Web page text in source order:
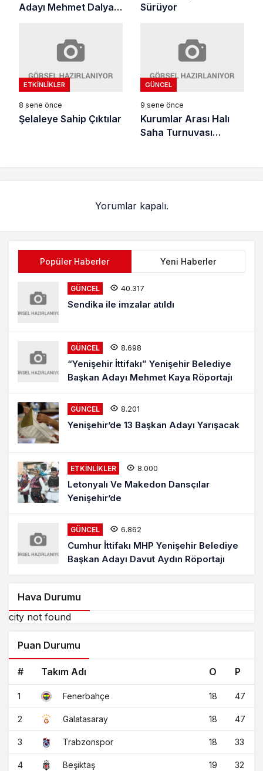
Adayı Mehmet Dalyan
Sürüyor
ETKINLIKLER
8 sene önce
Şelaleye Sahip Çıktılar
GÜNCEL
9 sene önce
Kurumlar Arası Halı
Saha Turnuvası
Yorumlar kapalı.
Popüler Haberler Yeni Haberler
GÜNCEL 40.317
Sendika ile imzalar atıldı
GÜNCEL 8.698
“Yenişehir İttifakı” Yenişehir Belediye
Başkan Adayı Mehmet Kaya Röportajı
GÜNCEL 8.201
Yenişehir’de 13 Başkan Adayı Yarışacak
ETKINLIKLER 8.000
Letonyalı Ve Makedon Dansçılar
Yenişehir’de
GÜNCEL 6.862
Cumhur İttifakı MHP Yenişehir Belediye
Başkan Adayı Davut Aydın Röportajı
Hava Durumu
city not found
Puan Durumu
# Takım Adı O P
1 Fenerbahçe 18 47
2 Galatasaray 18 47
3 Trabzonspor 18 33
4 Beşiktaş 19 32